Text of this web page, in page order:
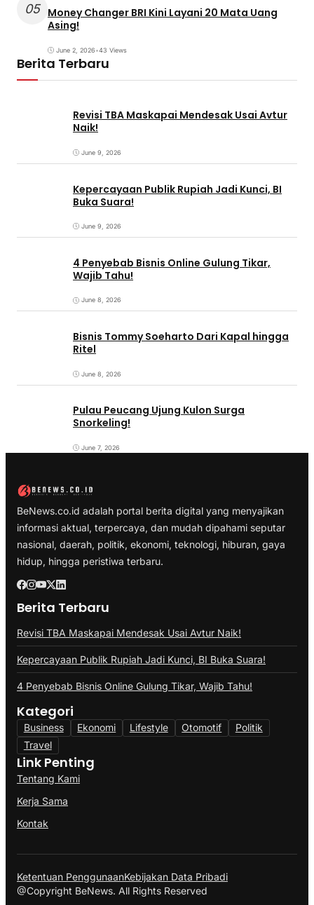
05 Money Changer BRI Kini Layani 20 Mata Uang
Asing!
June 2, 2026•43 Views
Berita Terbaru
Revisi TBA Maskapai Mendesak Usai Avtur
Naik!
June 9, 2026
Kepercayaan Publik Rupiah Jadi Kunci, BI
Buka Suara!
June 9, 2026
4 Penyebab Bisnis Online Gulung Tikar,
Wajib Tahu!
June 8, 2026
Bisnis Tommy Soeharto Dari Kapal hingga
Ritel
June 8, 2026
Pulau Peucang Ujung Kulon Surga
Snorkeling!
June 7, 2026
BeNews.co.id adalah portal berita digital yang menyajikan
informasi aktual, terpercaya, dan mudah dipahami seputar
nasional, daerah, politik, ekonomi, teknologi, hiburan, gaya
hidup, hingga peristiwa terbaru.
Berita Terbaru
Revisi TBA Maskapai Mendesak Usai Avtur Naik!
Kepercayaan Publik Rupiah Jadi Kunci, BI Buka Suara!
4 Penyebab Bisnis Online Gulung Tikar, Wajib Tahu!
Kategori
Business Ekonomi Lifestyle Otomotif
Politik
Travel
Link Penting
Tentang Kami
Kerja Sama
Kontak
Ketentuan PenggunaanKebijakan Data Pribadi
@Copyright BeNews. All Rights Reserved